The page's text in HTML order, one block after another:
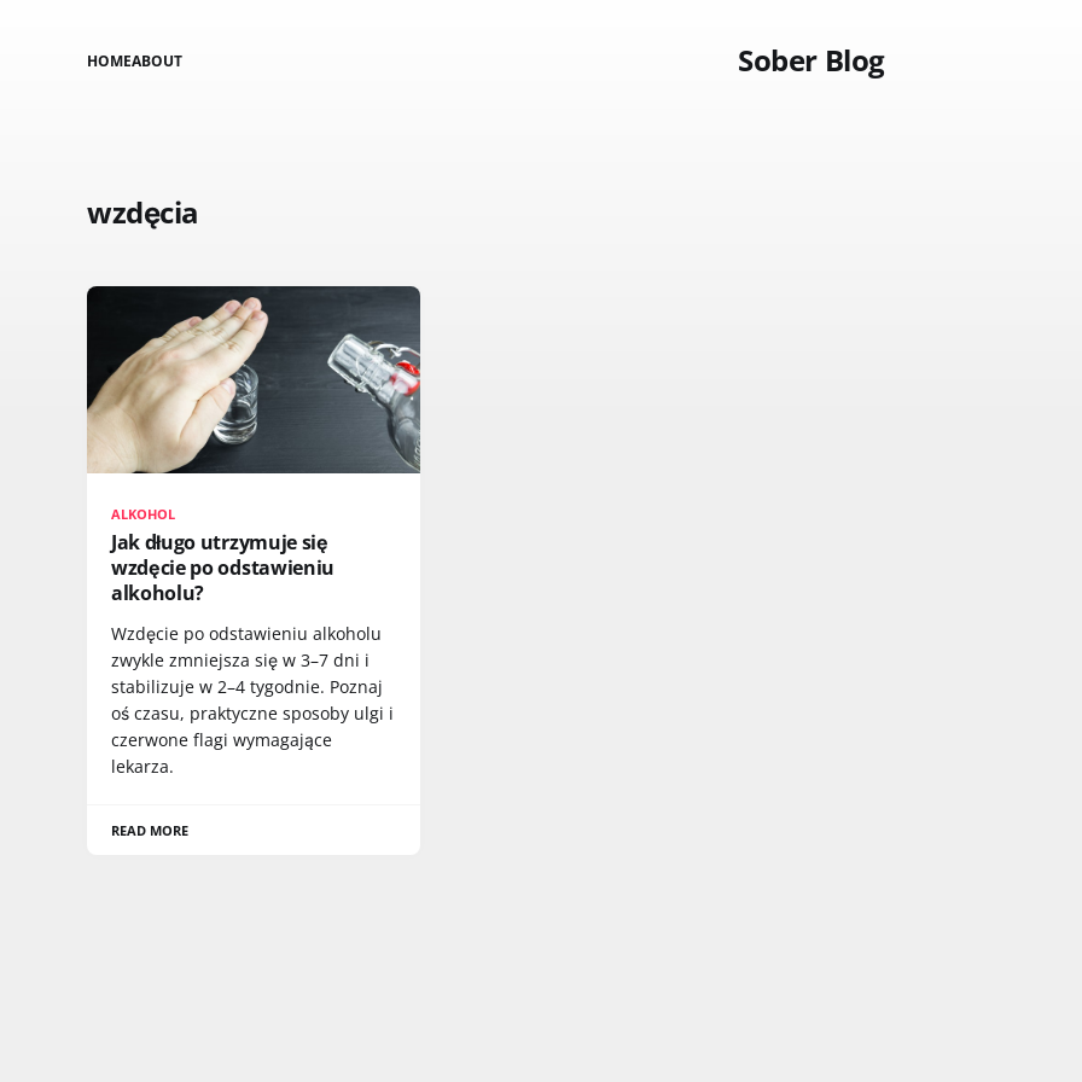
Sober Blog
HOMEABOUT
wzdęcia
ALKOHOL
Jak długo utrzymuje się
wzdęcie po odstawieniu
alkoholu?
Wzdęcie po odstawieniu alkoholu
zwykle zmniejsza się w 3–7 dni i
stabilizuje w 2–4 tygodnie. Poznaj
oś czasu, praktyczne sposoby ulgi i
czerwone flagi wymagające
lekarza.
READ MORE